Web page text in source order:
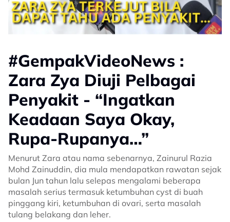
#GempakVideoNews :
Zara Zya Diuji Pelbagai
Penyakit - “Ingatkan
Keadaan Saya Okay,
Rupa-Rupanya…”
Menurut Zara atau nama sebenarnya, Zainurul Razia
Mohd Zainuddin, dia mula mendapatkan rawatan sejak
bulan Jun tahun lalu selepas mengalami beberapa
masalah serius termasuk ketumbuhan cyst di buah
pinggang kiri, ketumbuhan di ovari, serta masalah
tulang belakang dan leher.